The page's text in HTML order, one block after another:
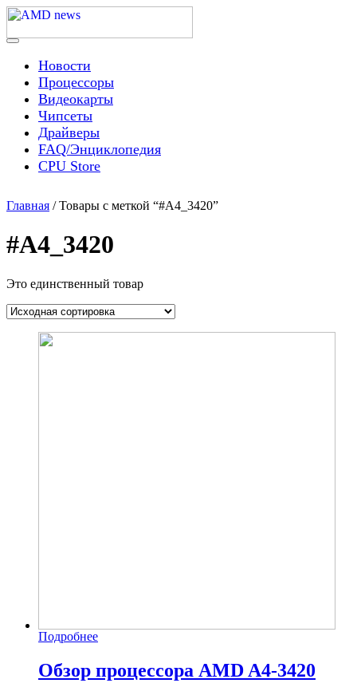
Skip
content
AMD news
Menu
Новости
Процессоры
Видеокарты
Чипсеты
Драйверы
FAQ/Энциклопедия
CPU Store
Главная / Товары с меткой “#A4_3420”
#A4_3420
Это единственный товар
Подробнее
Обзор процессора AMD A4-3420